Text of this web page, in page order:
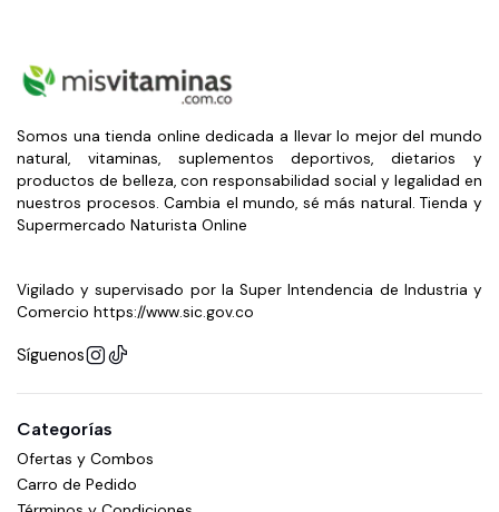
Somos una tienda online dedicada a llevar lo mejor del mundo
natural, vitaminas, suplementos deportivos, dietarios y
productos de belleza, con responsabilidad social y legalidad en
nuestros procesos. Cambia el mundo, sé más natural. Tienda y
Supermercado Naturista Online
Vigilado y supervisado por la Super Intendencia de Industria y
Comercio https://www.sic.gov.co
Síguenos
Categorías
Ofertas y Combos
Carro de Pedido